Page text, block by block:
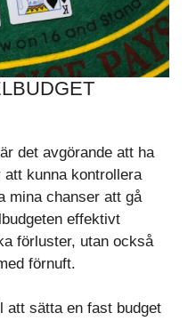
det avgörande att ha
kunna kontrollera
mina chanser att gå
effektivt
förluster, utan också
förnuft.
att sätta en fast budget